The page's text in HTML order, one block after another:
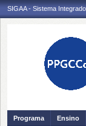
SIGAA - Sistema
Programa Ensino